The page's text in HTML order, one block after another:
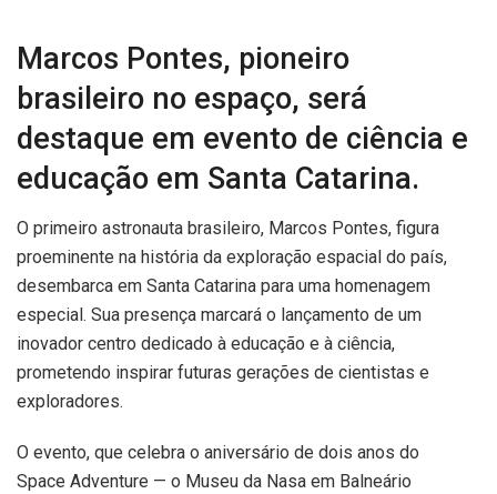
Marcos Pontes, pioneiro
brasileiro no espaço, será
destaque em evento de ciência e
educação em Santa Catarina.
O primeiro astronauta brasileiro, Marcos Pontes, figura
proeminente na história da exploração espacial do país,
desembarca em Santa Catarina para uma homenagem
especial. Sua presença marcará o lançamento de um
inovador centro dedicado à educação e à ciência,
prometendo inspirar futuras gerações de cientistas e
exploradores.
O evento, que celebra o aniversário de dois anos do
Space Adventure — o Museu da Nasa em Balneário